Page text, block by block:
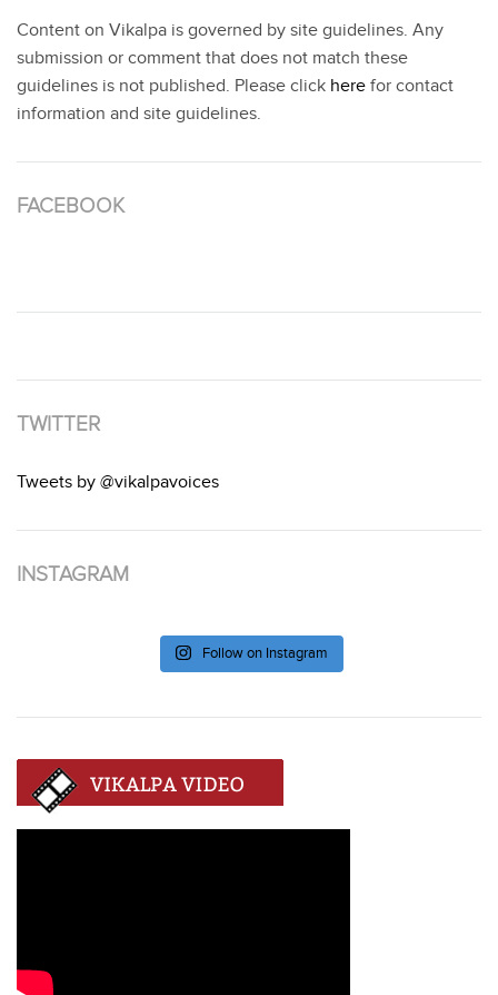
Content on Vikalpa is governed by site guidelines. Any
submission or comment that does not match these
guidelines is not published. Please click here for contact
information and site guidelines.
FACEBOOK
TWITTER
Tweets by @vikalpavoices
INSTAGRAM
Follow on Instagram